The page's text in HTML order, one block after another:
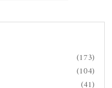
(173)
(104)
(41)